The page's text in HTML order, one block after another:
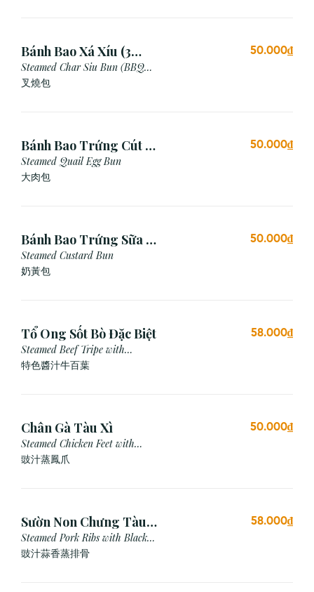
Bánh Bao Xá Xíu (3
Cái)
Steamed Char Siu Bun (BBQ
Pork Bun)
叉燒包
50.000₫
Bánh Bao Trứng Cút (3
Cái)
Steamed Quail Egg Bun
大肉包
50.000₫
Bánh Bao Trứng Sữa (3
Cái)
Steamed Custard Bun
奶黃包
50.000₫
Tổ Ong Sốt Bò Đặc Biệt
Steamed Beef Tripe with
Special Sauce
特色醬汁牛百葉
58.000₫
Chân Gà Tàu Xì
Steamed Chicken Feet with
Black Bean Sauce
豉汁蒸鳳爪
50.000₫
Sườn Non Chưng Tàu
Xì Tỏi
Steamed Pork Ribs with Black
Bean & Garlic Sauce
豉汁蒜香蒸排骨
58.000₫